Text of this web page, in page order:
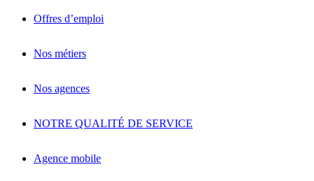
Offres d’emploi
Nos métiers
Nos agences
NOTRE QUALITÉ DE SERVICE
Agence mobile